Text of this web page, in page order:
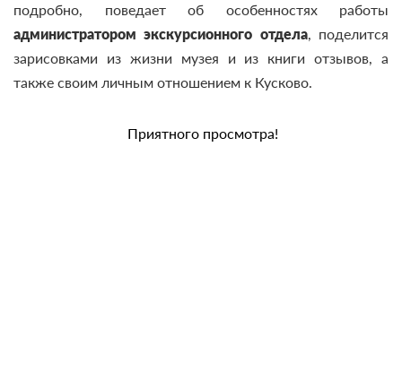
подробно, поведает об особенностях работы
администратором экскурсионного отдела, поделится
зарисовками из жизни музея и из книги отзывов, а
также своим личным отношением к Кусково.
Приятного просмотра!